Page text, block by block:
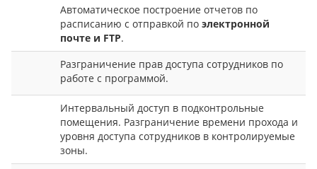
Автоматическое построение отчетов по
расписанию с отправкой по электронной
почте и FTP.
Разграничение прав доступа сотрудников по
работе с программой.
Интервальный доступ в подконтрольные
помещения. Разграничение времени прохода и
уровня доступа сотрудников в контролируемые
зоны.